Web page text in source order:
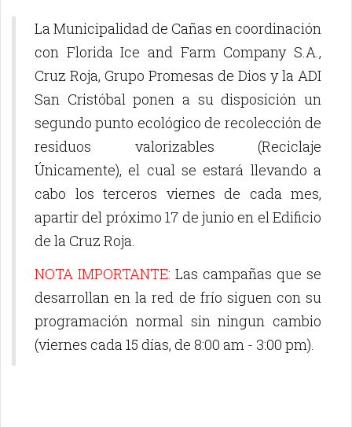
La Municipalidad de Cañas en coordinación
con Florida Ice and Farm Company S.A.,
Cruz Roja, Grupo Promesas de Dios y la ADI
San Cristóbal ponen a su disposición un
segundo punto ecológico de recolección de
residuos valorizables (Reciclaje
Únicamente), el cual se estará llevando a
cabo los terceros viernes de cada mes,
apartir del próximo 17 de junio en el Edificio
de la Cruz Roja.
NOTA IMPORTANTE: Las campañas que se
desarrollan en la red de frío siguen con su
programación normal sin ningun cambio
(viernes cada 15 días, de 8:00 am - 3:00 pm).